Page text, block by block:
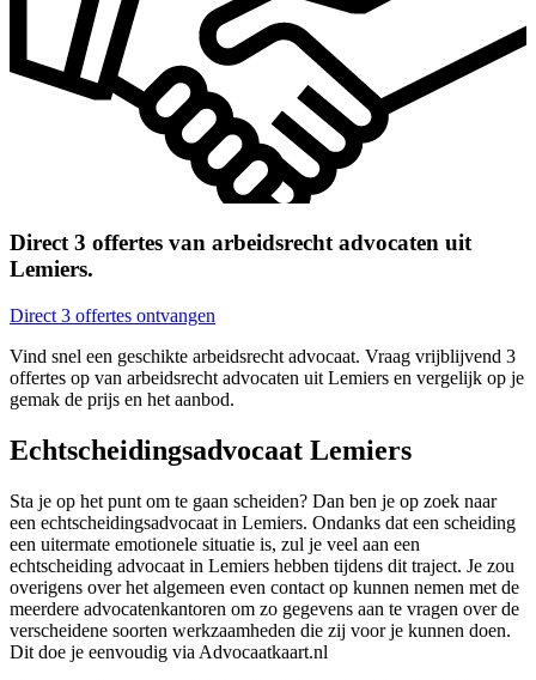
Direct 3 offertes van arbeidsrecht advocaten uit
Lemiers.
Direct 3 offertes ontvangen
Vind snel een geschikte arbeidsrecht advocaat. Vraag vrijblijvend 3
offertes op van arbeidsrecht advocaten uit Lemiers en vergelijk op je
gemak de prijs en het aanbod.
Echtscheidingsadvocaat Lemiers
Sta je op het punt om te gaan scheiden? Dan ben je op zoek naar
een echtscheidingsadvocaat in Lemiers. Ondanks dat een scheiding
een uitermate emotionele situatie is, zul je veel aan een
echtscheiding advocaat in Lemiers hebben tijdens dit traject. Je zou
overigens over het algemeen even contact op kunnen nemen met de
meerdere advocatenkantoren om zo gegevens aan te vragen over de
verscheidene soorten werkzaamheden die zij voor je kunnen doen.
Dit doe je eenvoudig via Advocaatkaart.nl